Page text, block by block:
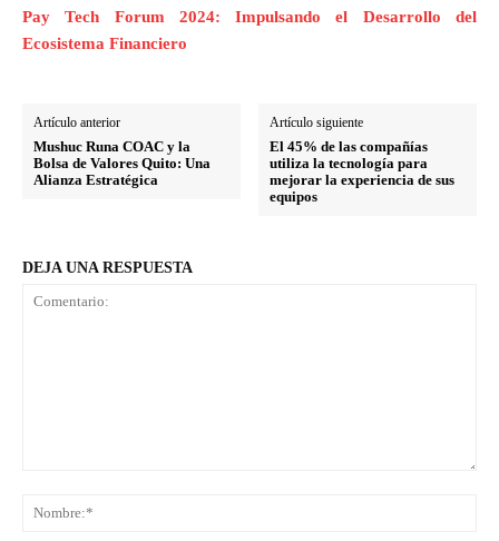
Pay Tech Forum 2024: Impulsando el Desarrollo del
Ecosistema Financiero
Artículo anterior
Mushuc Runa COAC y la
Bolsa de Valores Quito: Una
Alianza Estratégica
Artículo siguiente
El 45% de las compañías
utiliza la tecnología para
mejorar la experiencia de sus
equipos
DEJA UNA RESPUESTA